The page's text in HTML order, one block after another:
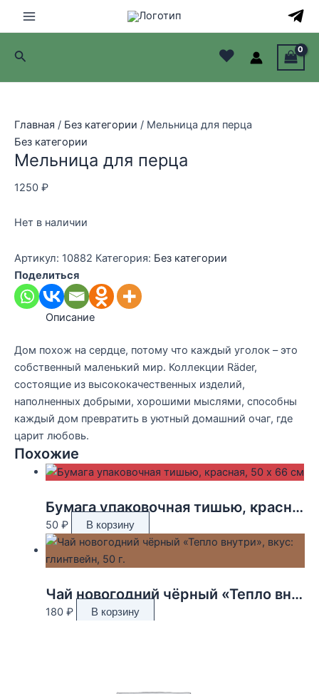
Main
Menu
Поиск ♥
Главная / Без категории / Мельница для перца
Без категории
Мельница для перца
1250 ₽
Нет в наличии
Артикул: 10882 Категория: Без категории
Поделиться
Описание
Дом похож на сердце, потому что каждый уголок – это
собственный маленький мир. Коллекции Räder,
состоящие из высококачественных изделий,
наполненных добрыми, хорошими мыслями, способны
каждый дом превратить в уютный домашний очаг, где
царит любовь.
Похожие
Бумага упаковочная тишью, красная, 50 х 66 см
50 ₽ В корзину
Чай новогодний чёрный «Тепло внутри», вкус: глинтвейн, 50 г.
180 ₽ В корзину